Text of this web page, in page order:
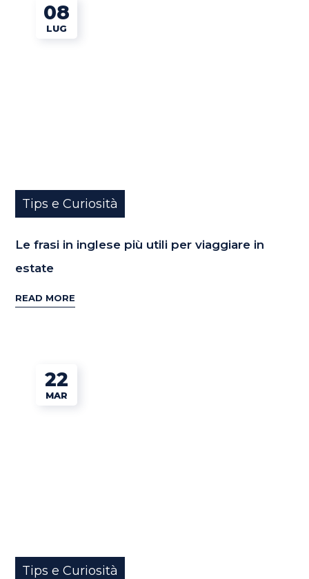
08
LUG
Tips e Curiosità
Le frasi in inglese più utili per viaggiare in
estate
READ MORE
22
MAR
Tips e Curiosità